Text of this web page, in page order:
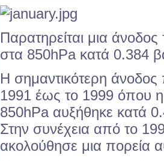
Παρατηρείται μια
στα 850hPa κατά 0.384
Η σημαντικότερη
1991 έως το 1999 όπου
850hPa αυξήθηκε κατά
Στην συνέχεια από το
ακολούθησε μια πορεία